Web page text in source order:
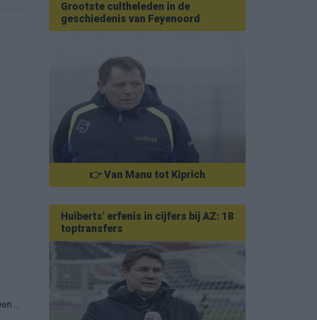
Grootste cultheleden in de
geschiedenis van Feyenoord
👉 Van Manu tot Kiprich
Huiberts’ erfenis in cijfers bij AZ: 18
toptransfers